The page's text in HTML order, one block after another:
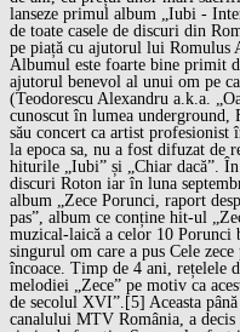
lanseze primul album „Iubi -
de toate casele de discuri din
pe piață cu ajutorul lui Romulus
Albumul este foarte bine primit
ajutorul benevol al unui om pe
(Teodorescu Alexandru a.k.a.
cunoscut în lumea
său concert ca artist profesionist
la epoca sa, nu a fost difuzat de
hiturile „Iubi” și „Chiar dacă”. În
discuri Roton iar în luna
album „Zece Porunci, raport
pas”, album ce conține hit-ul
muzical-laică a celor 10
singurul om care a pus Cele
încoace. Timp de 4 ani, rețelele
melodiei „Zece” pe motiv ca
de secolul XVI”.[5] Aceasta
canalului MTV România, a decis